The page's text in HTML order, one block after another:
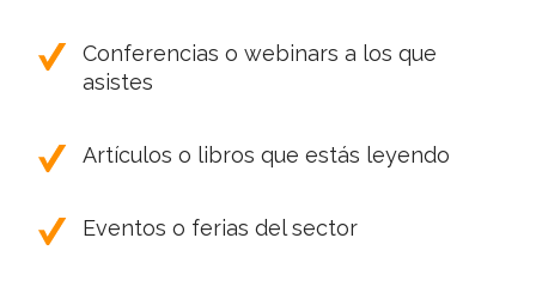
Conferencias o webinars a los que
asistes
Artículos o libros que estás leyendo
Eventos o ferias del sector